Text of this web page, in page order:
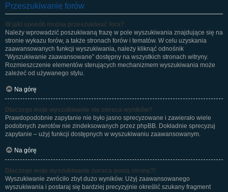
Przeszukiwanie forów
W jaki sposób można przeszukiwać fora?
Należy wprowadzić poszukiwaną frazę w pole wyszukiwania znajdujące się na
stronie wykazu forów, a także stronach forów i tematów. W celu uzyskania
zaawansowanych funkcji wyszukiwania, należy kliknąć odnośnik
“Wyszukiwanie zaawansowane” dostępny na wszystkich stronach witryny.
Rozmieszczenie elementów sterujących mechanizmem wyszukiwania może
zależeć od używanego stylu.
Na górę
Dlaczego moje wyszukiwanie nie zwraca wyników?
Prawdopodobnie zapytanie nie było jasno sprecyzowane i zawierało wiele
podobnych zwrotów nie zindeksowanych przez phpBB. Dokładnie sprecyzuj
zapytanie – użyj funkcji dostępnych w wyszukiwaniu zaawansowanym.
Na górę
Dlaczego moje wyszukiwanie zwraca pustą stronę?!
Wyszukiwanie zwróciło zbyt dużo wyników. Użyj zaawansowanego
wyszukiwania i postaraj się bardziej precyzyjnie określić szukany fragment